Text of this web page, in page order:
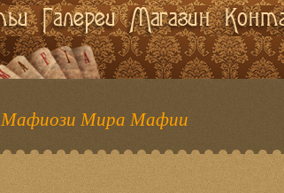
Мафиози Мира Мафии